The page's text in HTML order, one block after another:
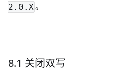
2.0.X。
8.1 关闭双写